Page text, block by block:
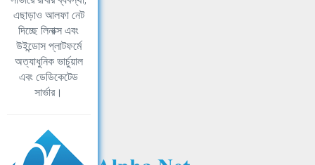
এছাড়াও আলফা নেট
দিচ্ছে লিনাক্স এবং
উইন্ডোস প্লাটফর্মে
অত্যাধুনিক ভার্চুয়াল
এবং ডেডিকেটেড
সার্ভার।